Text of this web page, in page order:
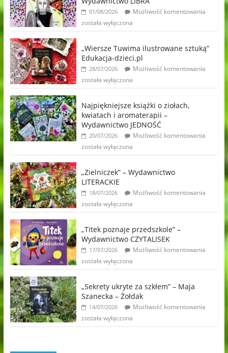
01/08/2026
Możliwość komentowania
została wyłączona
„Wiersze Tuwima ilustrowane sztuką”
Edukacja-dzieci.pl
28/07/2026
Możliwość komentowania
została wyłączona
Najpiękniejsze książki o ziołach,
kwiatach i aromaterapii –
Wydawnictwo JEDNOŚĆ
20/07/2026
Możliwość komentowania
została wyłączona
„Zielniczek” – Wydawnictwo
LITERACKIE
18/07/2026
Możliwość komentowania
została wyłączona
„Titek poznaje przedszkole” –
Wydawnictwo CZYTALISEK
17/07/2026
Możliwość komentowania
została wyłączona
„Sekrety ukryte za szkłem” – Maja
Szanecka – Żołdak
14/07/2026
Możliwość komentowania
została wyłączona